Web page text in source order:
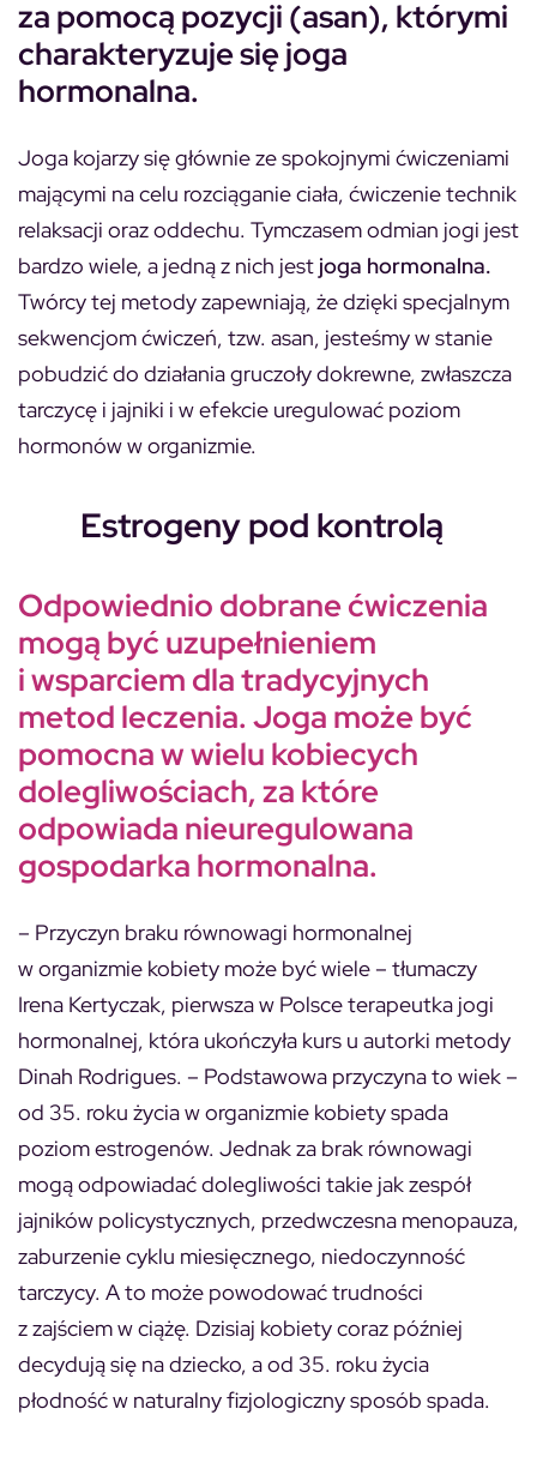
za pomocą pozycji (asan), którymi
charakteryzuje się joga
hormonalna.
Joga kojarzy się głównie ze spokojnymi ćwiczeniami
mającymi na celu rozciąganie ciała, ćwiczenie technik
relaksacji oraz oddechu. Tymczasem odmian jogi jest
bardzo wiele, a jedną z nich jest joga hormonalna.
Twórcy tej metody zapewniają, że dzięki specjalnym
sekwencjom ćwiczeń, tzw. asan, jesteśmy w stanie
pobudzić do działania gruczoły dokrewne, zwłaszcza
tarczycę i jajniki i w efekcie uregulować poziom
hormonów w organizmie.
Estrogeny pod kontrolą
Odpowiednio dobrane ćwiczenia
mogą być uzupełnieniem
i wsparciem dla tradycyjnych
metod leczenia. Joga może być
pomocna w wielu kobiecych
dolegliwościach, za które
odpowiada nieuregulowana
gospodarka hormonalna.
– Przyczyn braku równowagi hormonalnej
w organizmie kobiety może być wiele – tłumaczy
Irena Kertyczak, pierwsza w Polsce terapeutka jogi
hormonalnej, która ukończyła kurs u autorki metody
Dinah Rodrigues. – Podstawowa przyczyna to wiek –
od 35. roku życia w organizmie kobiety spada
poziom estrogenów. Jednak za brak równowagi
mogą odpowiadać dolegliwości takie jak zespół
jajników policystycznych, przedwczesna menopauza,
zaburzenie cyklu miesięcznego, niedoczynność
tarczycy. A to może powodować trudności
z zajściem w ciążę. Dzisiaj kobiety coraz później
decydują się na dziecko, a od 35. roku życia
płodność w naturalny fizjologiczny sposób spada.